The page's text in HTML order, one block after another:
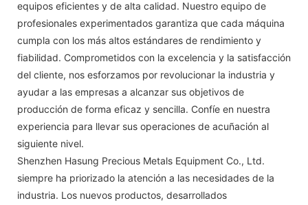
equipos eficientes y de alta calidad. Nuestro equipo de
profesionales experimentados garantiza que cada máquina
cumpla con los más altos estándares de rendimiento y
fiabilidad. Comprometidos con la excelencia y la satisfacción
del cliente, nos esforzamos por revolucionar la industria y
ayudar a las empresas a alcanzar sus objetivos de
producción de forma eficaz y sencilla. Confíe en nuestra
experiencia para llevar sus operaciones de acuñación al
siguiente nivel.
Shenzhen Hasung Precious Metals Equipment Co., Ltd.
siempre ha priorizado la atención a las necesidades de la
industria. Los nuevos productos, desarrollados